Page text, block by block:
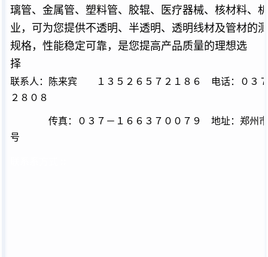
璃管、金属管、塑料管、胶辊、医疗器械、核材料、
业，可为您提供不透明、半透明、透明线材及管材的
规格，性能稳定可靠，是您提高产品质量的理想选
联系人：陈来宾 １３５２６５７２１８６ 电话：０３７
２８０８
传真：０３７－１６６３７００７９ 地址：郑州市
号